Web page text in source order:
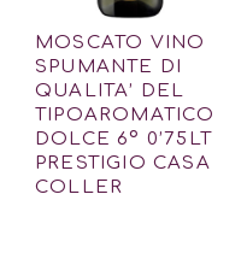
MOSCATO VINO
SPUMANTE DI
QUALITA’ DEL
TIPOAROMATICO
DOLCE 6º 0’75LT
PRESTIGIO CASA
COLLER